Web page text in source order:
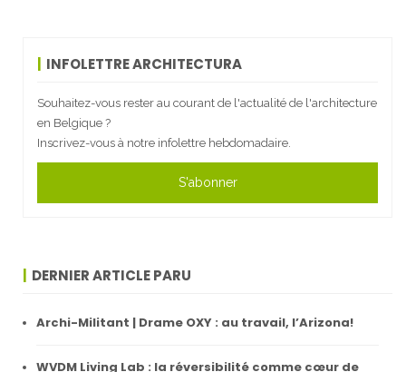
INFOLETTRE ARCHITECTURA
Souhaitez-vous rester au courant de l'actualité de l'architecture
en Belgique ?
Inscrivez-vous à notre infolettre hebdomadaire.
S'abonner
DERNIER ARTICLE PARU
Archi-Militant | Drame OXY : au travail, l’Arizona!
WVDM Living Lab : la réversibilité comme cœur de